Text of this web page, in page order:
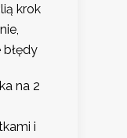
krok
na 2
i